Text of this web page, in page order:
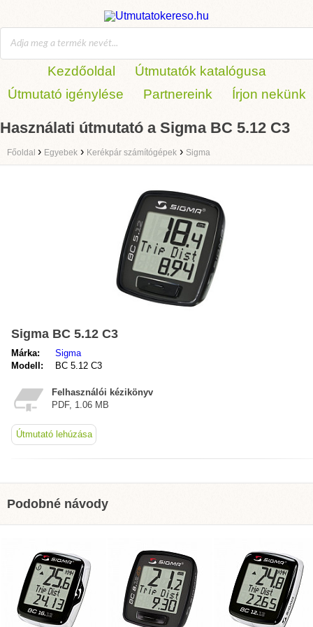
Kezdőoldal
Útmutatók katalógusa
Útmutató igénylése
Partnereink Írjon nekünk
Használati útmutató a Sigma BC 5.12 C3
Főoldal › Egyebek › Kerékpár számítógépek › Sigma
Sigma BC 5.12 C3
Márka:
Sigma
Modell:
BC 5.12 C3
Felhasználói kézikönyv
PDF, 1.06 MB
Útmutató lehúzása
Podobné návody